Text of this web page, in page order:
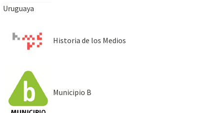
Uruguaya
Historia de los Medios
Municipio B